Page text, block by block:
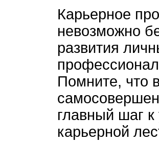
Карьерное
невозможно
развития
Помните, что
главный шаг к
карьерной